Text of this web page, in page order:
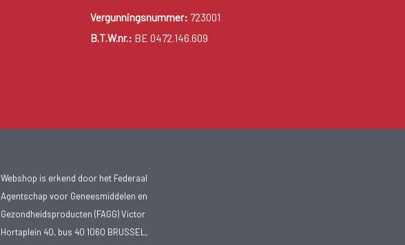
Vergunningsnummer: 723001
B.T.W.nr.: BE 0472.146.609
Webshop is erkend door het Federaal
Agentschap voor Geneesmiddelen en
Gezondheidsproducten (FAGG) Victor
Hortaplein 40, bus 40 1060 BRUSSEL,